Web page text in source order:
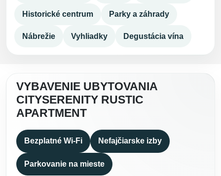
Historické centrum Parky a záhrady
Nábrežie Vyhliadky Degustácia vína
VYBAVENIE UBYTOVANIA
CITYSERENITY RUSTIC
APARTMENT
Bezplatné Wi-Fi Nefajčiarske izby
Parkovanie na mieste